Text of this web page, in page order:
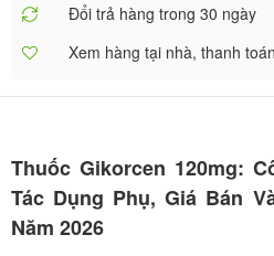
Đổi trả hàng trong 30 ngày
Xem hàng tại nhà, thanh toán
Thuốc Gikorcen 120mg:
Tác Dụng Phụ, Giá Bán
Năm 2026